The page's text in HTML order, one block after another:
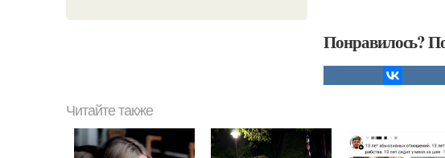
Понравилось?
Читайте также